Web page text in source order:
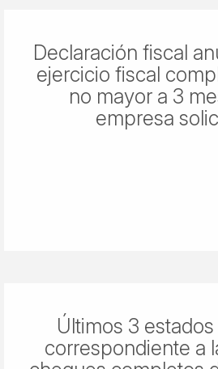
Declaración fiscal
ejercicio fiscal
no mayor a 3
empresa
Últimos 3
correspondiente a